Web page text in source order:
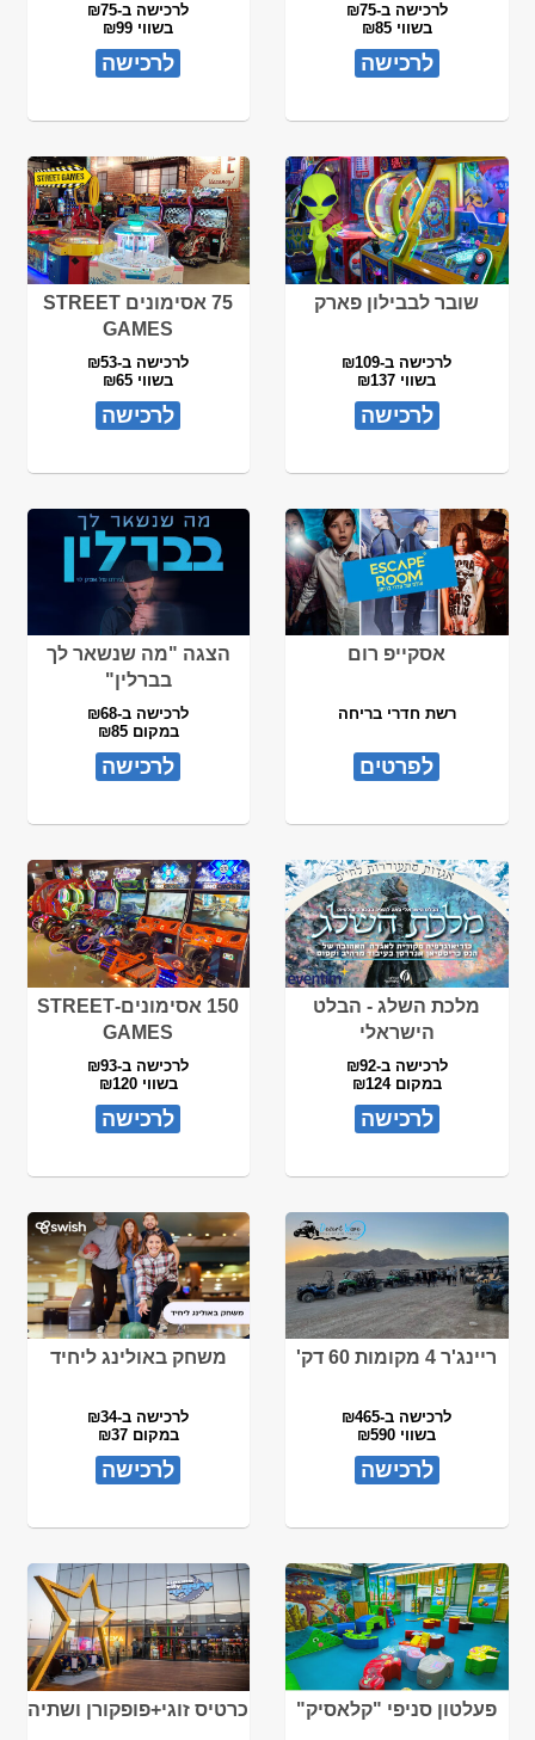
לרכישה ב-₪75
בשווי ₪85
לרכישה
לרכישה ב-₪75
בשווי ₪99
לרכישה
שובר לבבילון פארק
לרכישה ב-₪109
בשווי ₪137
לרכישה
75 אסימונים STREET
GAMES
לרכישה ב-₪53
בשווי ₪65
לרכישה
אסקייפ רום
רשת חדרי בריחה
לפרטים
הצגה "מה שנשאר לך
בברלין"
לרכישה ב-₪68
במקום ₪85
לרכישה
מלכת השלג - הבלט
הישראלי
לרכישה ב-₪92
במקום ₪124
לרכישה
150 אסימונים-STREET
GAMES
לרכישה ב-₪93
בשווי ₪120
לרכישה
ריינג'ר 4 מקומות 60 דק'
לרכישה ב-₪465
בשווי ₪590
לרכישה
משחק באולינג ליחיד
לרכישה ב-₪34
במקום ₪37
לרכישה
פעלטון סניפי "קלאסיק" כרטיס זוגי+פופקורן ושתיה